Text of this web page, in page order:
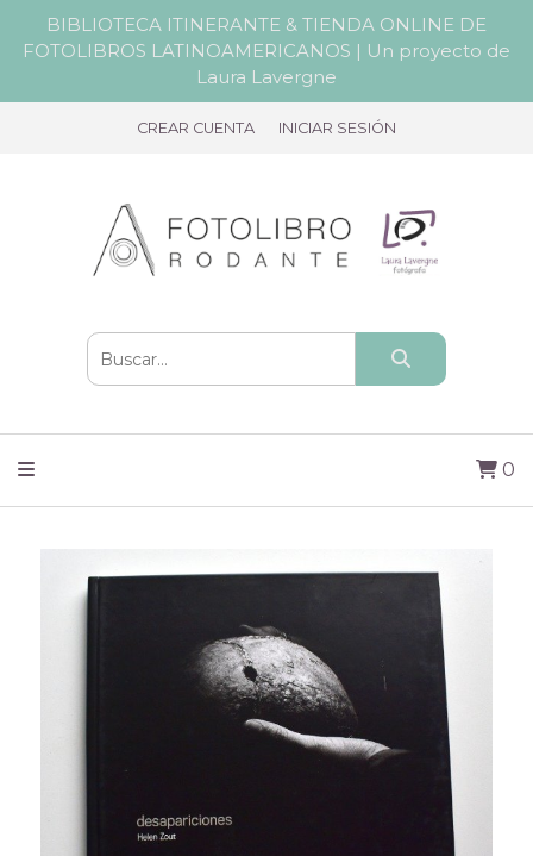
BIBLIOTECA ITINERANTE & TIENDA ONLINE DE
FOTOLIBROS LATINOAMERICANOS | Un proyecto de
Laura Lavergne
CREAR CUENTA INICIAR SESIÓN
0